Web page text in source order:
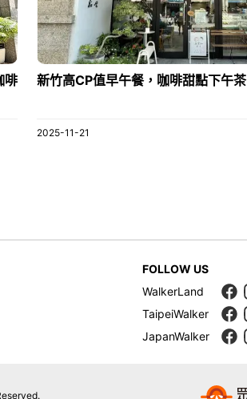
啡
新竹高CP值早午餐，咖啡甜點下午
2025-11-21
FOLLOW US
WalkerLand
TaipeiWalker
JapanWalker